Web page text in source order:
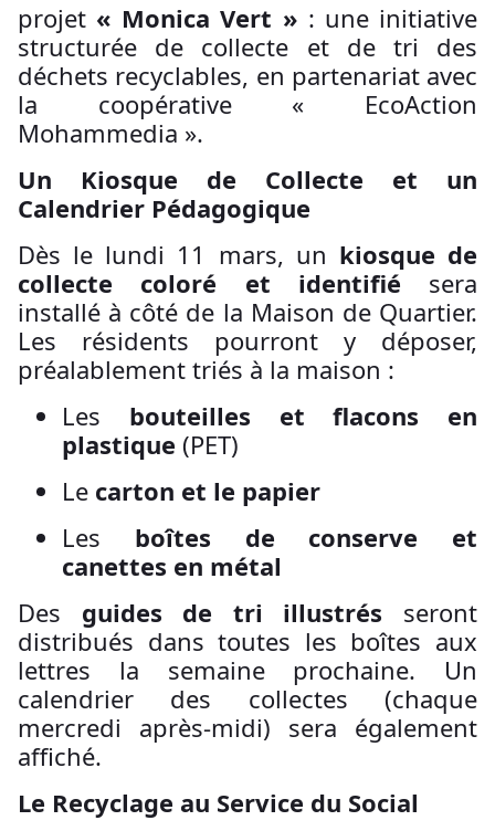
projet « Monica Vert » : une initiative
structurée de collecte et de tri des
déchets recyclables, en partenariat avec
la coopérative « EcoAction
Mohammedia ».
Un Kiosque de Collecte et un
Calendrier Pédagogique
Dès le lundi 11 mars, un kiosque de
collecte coloré et identifié sera
installé à côté de la Maison de Quartier.
Les résidents pourront y déposer,
préalablement triés à la maison :
Les bouteilles et flacons en
plastique (PET)
Le carton et le papier
Les boîtes de conserve et
canettes en métal
Des guides de tri illustrés seront
distribués dans toutes les boîtes aux
lettres la semaine prochaine. Un
calendrier des collectes (chaque
mercredi après-midi) sera également
affiché.
Le Recyclage au Service du Social